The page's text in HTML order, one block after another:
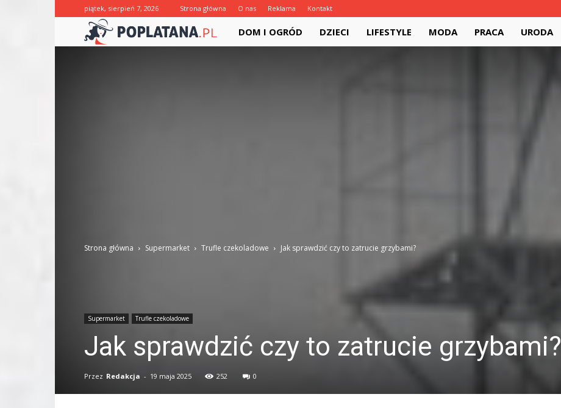
piątek, sierpień 7, 2026 Strona główna O nas Reklama Kontakt
Poplatana.pl
DOM I OGRÓD DZIECI LIFESTYLE MODA PRACA URODA
Strona główna Supermarket Trufle czekoladowe Jak sprawdzić czy to zatrucie grzybami?
Supermarket Trufle czekoladowe
Jak sprawdzić czy to zatrucie grzybami?
Przez Redakcja - 19 maja 2025 252 0